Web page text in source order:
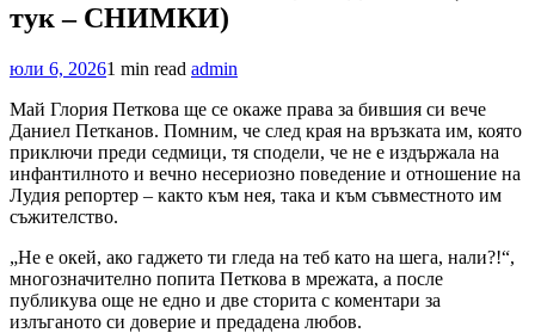
тук – СНИМКИ)
юли 6, 20261 min read admin
Май Глория Петкова ще се окаже права за бившия си вече
Даниел Петканов. Помним, че след края на връзката им, която
приключи преди седмици, тя сподели, че не е издържала на
инфантилното и вечно несериозно поведение и отношение на
Лудия репортер – както към нея, така и към съвместното им
съжителство.
„Не е окей, ако гаджето ти гледа на теб като на шега, нали?!“,
многозначително попита Петкова в мрежата, а после
публикува още не едно и две сторита с коментари за
излъганото си доверие и предадена любов.